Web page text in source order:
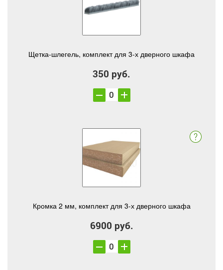
Щетка-шлегель, комплект для 3-х дверного шкафа
350 руб.
Кромка 2 мм, комплект для 3-х дверного шкафа
6900 руб.